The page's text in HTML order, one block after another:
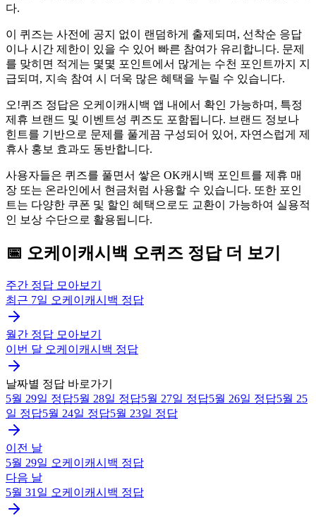
다.
이 퀴즈는 사전에 공지 없이 랜덤하게 출제되며, 선착순 응답
이나 시간 제한이 있을 수 있어 빠른 참여가 유리합니다. 문제
를 맞히면 적게는 몇몇 포인트에서 많게는 수천 포인트까지 지
급되며, 지속 참여 시 더욱 많은 혜택을 누릴 수 있습니다.
오!퀴즈 정답은 오케이캐시백 앱 내에서 확인 가능하며, 특정
제휴 브랜드 및 이벤트성 퀴즈도 포함됩니다. 브랜드 정보나
힌트를 기반으로 문제를 풀게끔 구성되어 있어, 자연스럽게 제
휴사 홍보 효과도 동반합니다.
사용자들은 퀴즈를 풀면서 쌓은 OK캐시백 포인트를 제휴 매
장 또는 온라인에서 현금처럼 사용할 수 있습니다. 또한 포인
트는 다양한 쿠폰 및 할인 혜택으로도 교환이 가능하여 실용적
인 보상 수단으로 활용됩니다.
📅 오케이캐시백 오퀴즈 정답 더 보기
주간 정답 모아보기
최근 7일 오케이캐시백 정답
월간 정답 모아보기
이번 달 오케이캐시백 정답
날짜별 정답 바로가기
5월 29일 정답5월 28일 정답5월 27일 정답5월 26일 정답5월 25
일 정답5월 24일 정답5월 23일 정답
이전 날
5월 29일 오케이캐시백 정답
다음 날
5월 31일 오케이캐시백 정답